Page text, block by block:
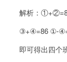
解析：
③+④=86 ①-
即可得出四个